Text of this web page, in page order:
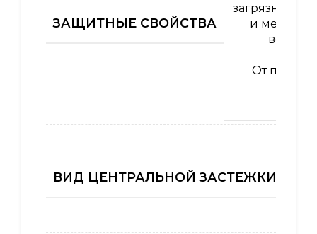
ЗАЩИТНЫЕ СВОЙСТВА
загрязнений
и
От
ВИД ЦЕНТРАЛЬНОЙ ЗАСТЕЖКИ